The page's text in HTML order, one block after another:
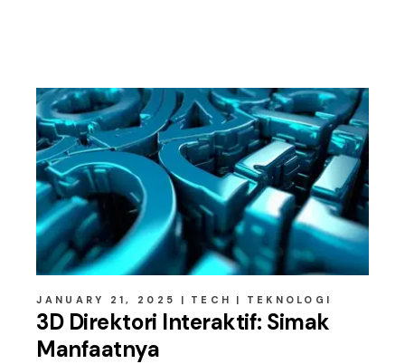
JANUARY 21, 2025 TECH TEKNOLOGI
3D Direktori Interaktif: Simak
Manfaatnya